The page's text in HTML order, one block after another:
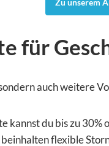
für
auch weitere
kannst du bis zu 30%
flexible